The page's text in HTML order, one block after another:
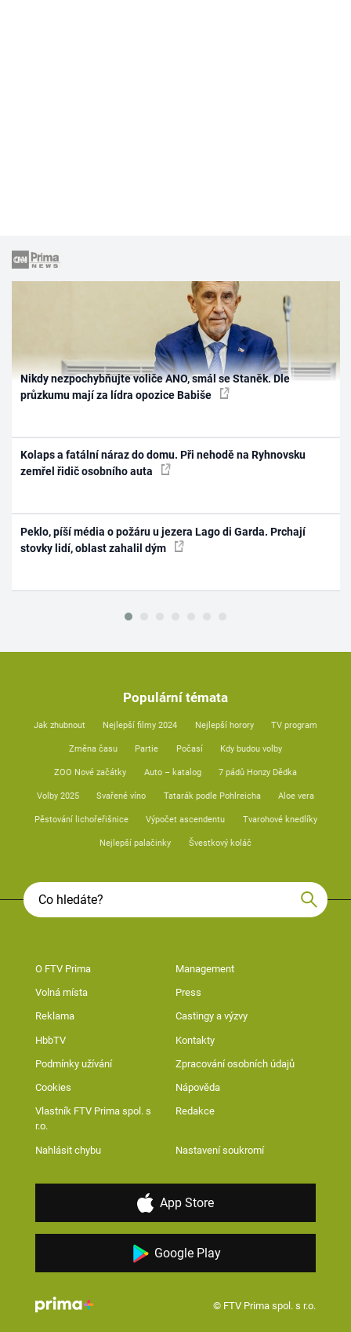
Nikdy nezpochybňujte voliče ANO, smál se Staněk. Dle
průzkumu mají za lídra opozice Babiše
Kolaps a fatální náraz do domu. Při nehodě na Ryhnovsku
zemřel řidič osobního auta
Peklo, píší média o požáru u jezera Lago di Garda. Prchají
stovky lidí, oblast zahalil dým
Populární témata
Jak zhubnout Nejlepší filmy 2024 Nejlepší horory TV program
Změna času Partie Počasí Kdy budou volby
ZOO Nové začátky Auto – katalog 7 pádů Honzy Dědka
Volby 2025 Svařené víno Tatarák podle Pohlreicha Aloe vera
Pěstování lichořeřišnice Výpočet ascendentu Tvarohové knedlíky
Nejlepší palačinky Švestkový koláč
O FTV Prima Management
Volná místa Press
Reklama Castingy a výzvy
HbbTV Kontakty
Podmínky užívání Zpracování osobních údajů
Cookies Nápověda
Vlastník FTV Prima spol. s
r.o.
Redakce
Nahlásit chybu Nastavení soukromí
App Store
Google Play
© FTV Prima spol. s r.o.